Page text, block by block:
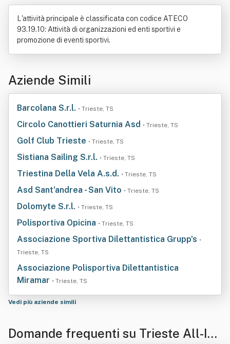
L'attività principale è classificata con codice ATECO
93.19.10: Attività di organizzazioni ed enti sportivi e
promozione di eventi sportivi.
Aziende Simili
Barcolana S.r.l. • Trieste, TS
Circolo Canottieri Saturnia Asd • Trieste, TS
Golf Club Trieste • Trieste, TS
Sistiana Sailing S.r.l. • Trieste, TS
Triestina Della Vela A.s.d. • Trieste, TS
Asd Sant'andrea - San Vito • Trieste, TS
Dolomyte S.r.l. • Trieste, TS
Polisportiva Opicina • Trieste, TS
Associazione Sportiva Dilettantistica Grupp's •
Trieste, TS
Associazione Polisportiva Dilettantistica
Miramar • Trieste, TS
Vedi più aziende simili
Domande frequenti su Trieste All-In